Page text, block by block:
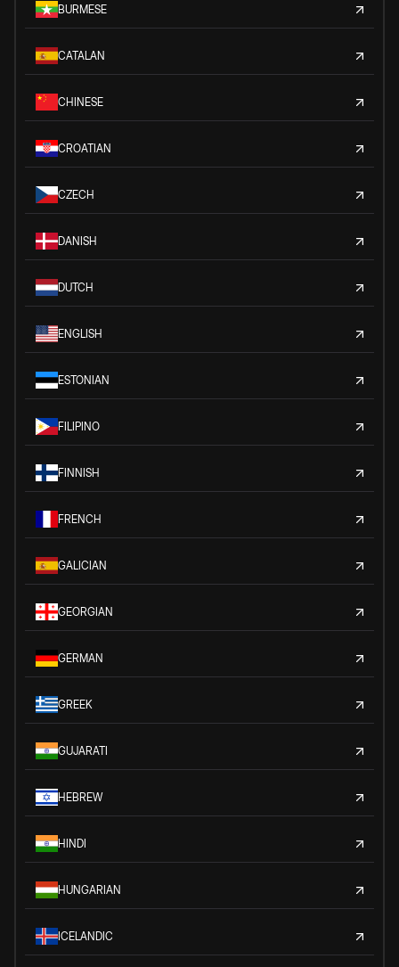
BURMESE
CATALAN
CHINESE
CROATIAN
CZECH
DANISH
DUTCH
ENGLISH
ESTONIAN
FILIPINO
FINNISH
FRENCH
GALICIAN
GEORGIAN
GERMAN
GREEK
GUJARATI
HEBREW
HINDI
HUNGARIAN
ICELANDIC